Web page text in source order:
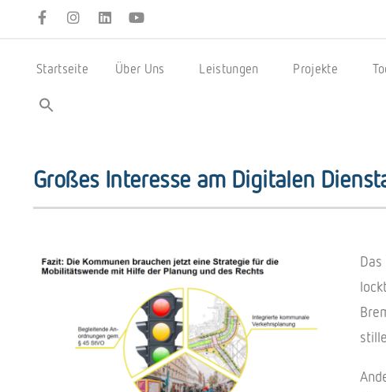
Startseite Über Uns Leistungen Projekte
Großes Interesse am Digitalen